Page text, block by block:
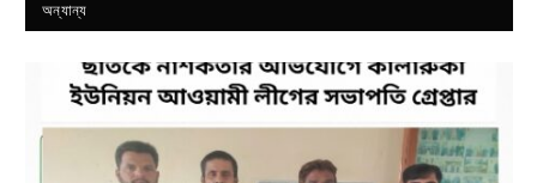
অন্যান্য